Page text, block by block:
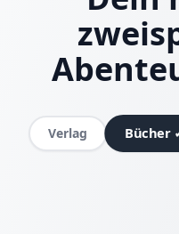
Verlag Bücher